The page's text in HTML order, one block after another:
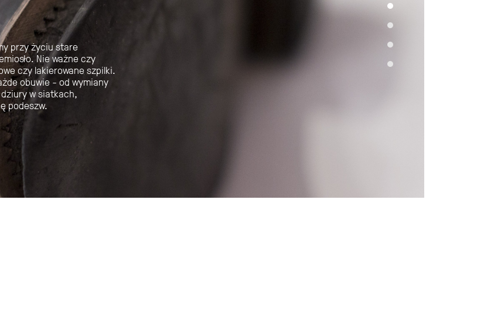
przy życiu stare
Nie ważne czy
czy lakierowane szpilki.
obuwie - od wymiany
w siatkach,
podeszw.